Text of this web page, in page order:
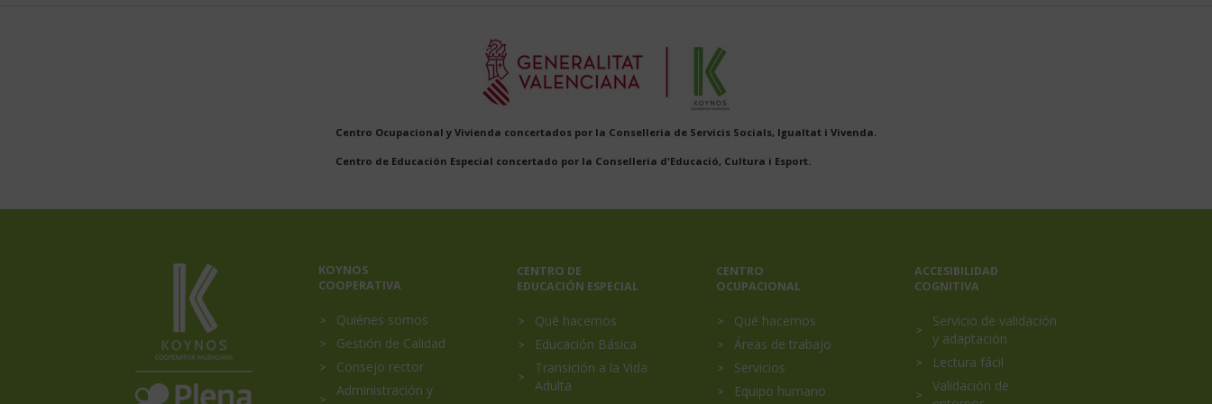
Centro Ocupacional y Vivienda concertados por la Conselleria de Servicis Socials, Igualtat i Vivenda.
Centro de Educación Especial concertado por la Conselleria d'Educació, Cultura i Esport.
Koynos
Coopertiva
Plena
Inclusión
Menú
principal
Portada
KOYNOS
COOPERATIVA
Quiénes somos
Gestión de Calidad
Consejo rector
Administración y
CENTRO DE
EDUCACIÓN ESPECIAL
Qué hacemos
Educación Básica
Transición a la Vida
Adulta
CENTRO
OCUPACIONAL
Qué hacemos
Áreas de trabajo
Servicios
Equipo humano
ACCESIBILIDAD
COGNITIVA
Servicio de validación
y adaptación
Lectura fácil
Validación de